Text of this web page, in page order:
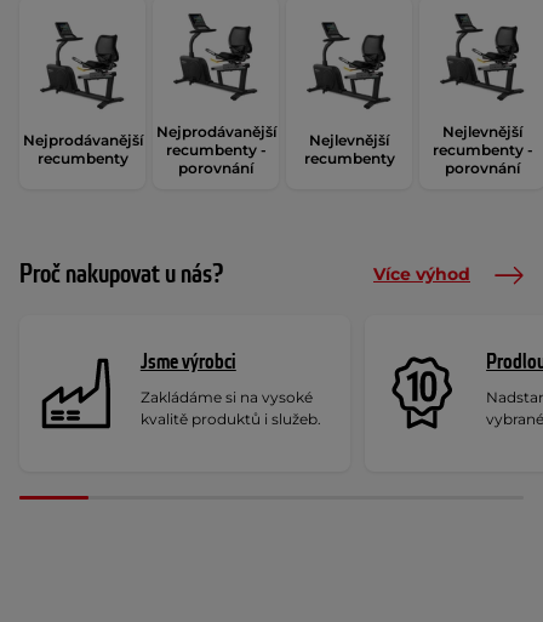
Nejprodávanější
recumbenty
Nejprodávanější
recumbenty -
porovnání
Nejlevnější
recumbenty
Nejlevnější
recumbenty -
porovnání
Proč nakupovat u nás? Více výhod
Jsme výrobci
Zakládáme si na vysoké
kvalitě produktů i služeb.